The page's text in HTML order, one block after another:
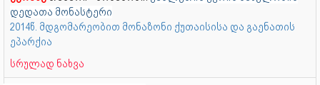
დედათა მონასტერი
2014წ. მდგომარეობით მონაზონი ქუთაისისა და გაენათის
ეპარქია
სრულად ნახვა